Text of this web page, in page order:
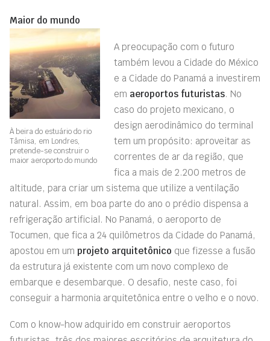
Maior do mundo
À beira do estuário do rio
Tâmisa, em Londres,
pretende-se construir o
maior aeroporto do mundo
A preocupação com o futuro
também levou a Cidade do México
e a Cidade do Panamá a investirem
em aeroportos futuristas. No
caso do projeto mexicano, o
design aerodinâmico do terminal
tem um propósito: aproveitar as
correntes de ar da região, que
fica a mais de 2.200 metros de
altitude, para criar um sistema que utilize a ventilação
natural. Assim, em boa parte do ano o prédio dispensa a
refrigeração artificial. No Panamá, o aeroporto de
Tocumen, que fica a 24 quilômetros da Cidade do Panamá,
apostou em um projeto arquitetônico que fizesse a fusão
da estrutura já existente com um novo complexo de
embarque e desembarque. O desafio, neste caso, foi
conseguir a harmonia arquitetônica entre o velho e o novo.
Com o know-how adquirido em construir aeroportos